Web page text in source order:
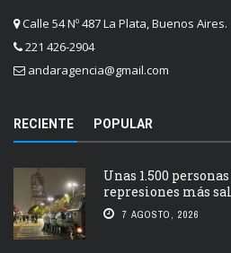
Calle 54 Nº 487 La Plata, Buenos Aires.
221 426-2904
andaragencia@gmail.com
RECIENTE POPULAR
Unas 1.500
represiones más
7 AGOSTO, 2026